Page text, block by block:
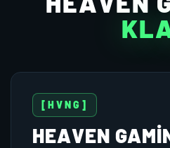
[HVNG]
HEAVEN